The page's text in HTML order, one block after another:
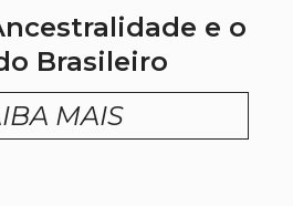
e o
Brasileiro
MAIS